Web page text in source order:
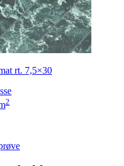
rt. 7,5×30
2